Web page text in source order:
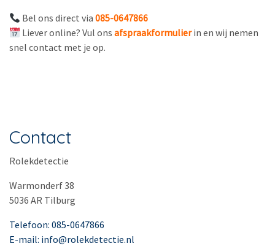
Bel ons direct via085-0647866
Liever online? Vul onsafspraakformulierin en wij nemen
snel contact met je op.
Contact
Rolekdetectie
Warmonderf 38
5036 AR Tilburg
Telefoon: 085-0647866
E-mail: info@rolekdetectie.nl